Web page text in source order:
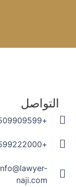
التواصل
info@lawyer-
naji.com